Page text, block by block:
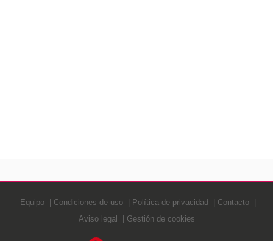
Equipo Condiciones de uso Política de privacidad
Contacto
Aviso legal
Gestión de cookies